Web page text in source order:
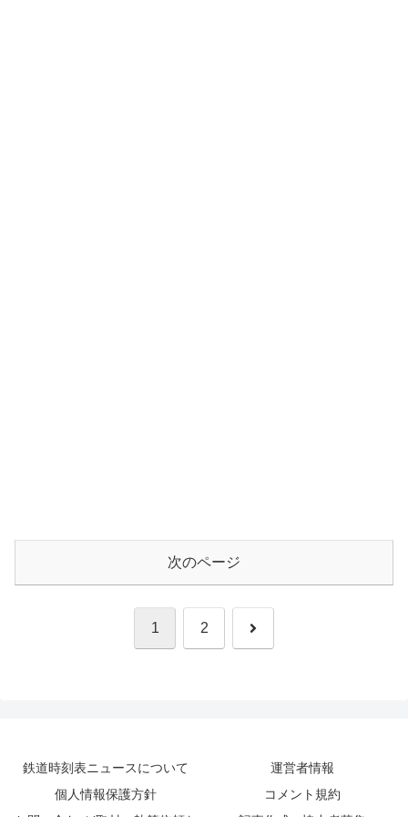
次のページ
1 2 次
鉄道時刻表ニュースについて
運営者情報
個人情報保護方針
コメント規約